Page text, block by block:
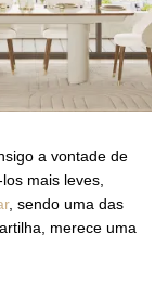
a vontade de
mais leves,
, sendo uma das
merece uma